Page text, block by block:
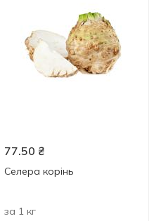
77.50 ₴
Селера корінь
за 1 кг